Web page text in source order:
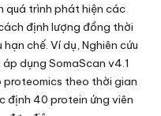
quá trình phát hiện các
định lượng đồng thời
chế. Ví dụ, Nghiên cứu
dụng SomaScan v4.1
proteomics theo thời gian
định 40 protein ứng viên